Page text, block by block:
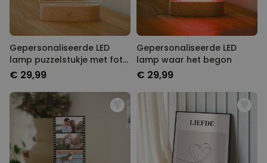
Gepersonaliseerde LED
lamp puzzelstukje met foto
en tekst
€ 29,99
Gepersonaliseerde LED
lamp waar het begon
€ 29,99